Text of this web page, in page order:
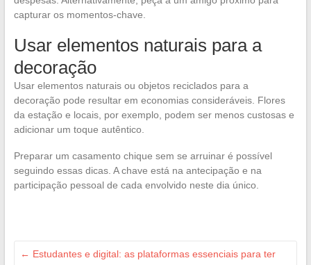
capturar os momentos-chave.
Usar elementos naturais para a
decoração
Usar elementos naturais ou objetos reciclados para a
decoração pode resultar em economias consideráveis. Flores
da estação e locais, por exemplo, podem ser menos custosas e
adicionar um toque autêntico.
Preparar um casamento chique sem se arruinar é possível
seguindo essas dicas. A chave está na antecipação e na
participação pessoal de cada envolvido neste dia único.
← Estudantes e digital: as plataformas essenciais para ter